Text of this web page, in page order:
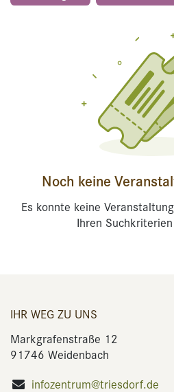
Noch keine
Es konnte keine
Ihren
IHR WEG ZU UNS
Markgrafenstraße 12
91746 Weidenbach
infozentrum@triesdorf.de